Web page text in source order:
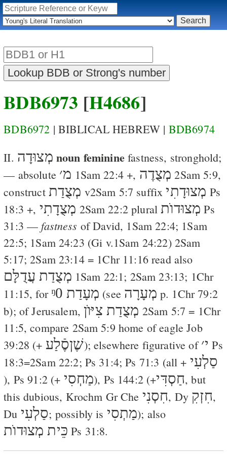
BDB6973 [H4686]
BDB6972 | BIBLICAL HEBREW | BDB6974
II. מְצוּדָה noun feminine fastness, stronghold;
— absolute ׳מ 1Sam 22:4+, מְצֻדֶה 2Sam 5:9,
construct מְצֻדַת v2Sam 5:7 suffixמְצוּדָתִי Ps
18:3 +, מְצֻדָתִי 2Sam 22:2pluralמְצוּדוֺת Ps
31:3 — fastness of David, 1Sam 22:4; 1Sam
22:5; 1Sam 24:23 (Gi v.1Sam 24:22) 2Sam
5:17;2Sam 23:14= 1Chr 11:16read also
מְצֻדַת עֲדֻלָּם 1Sam 22:1; 2Sam 23:13; 1Chr
11:15, forᵑ0 מְעָדַת (see מְעָרָה p. 1Chr 79:2
b); of Jerusalem, מְצֻדַת צִיּוֺן 2Sam 5:7 = 1Chr
11:5, compare 2Sam 5:9 home of eagleJob
39:28 (+ שֶׁןסֶֿלַע); elsewhere figurative of׳י Ps
18:3=2Sam 22:2; Ps 31:4;Ps 71:3 (all + סַלְעִי
), Ps 91:2(+ מַחְסִי), Ps 144:2(+חַסְדִּי, but
this dubious, Krochm Gr Che חִסְנִי, Dy חִזְקִ,
Du סַלְעִי; possibly is מַתְסִי); also
כֵּית מְצוּדוֺת Ps 31:8.